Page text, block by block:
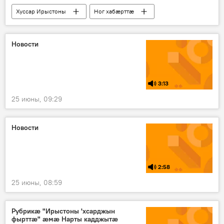
Хуссар Ирыстоны
Ног хабӕрттӕ
Ӕхсӕнад
Новости
3:13
25 июны, 09:29
Новости
2:58
25 июны, 08:59
Рубрикæ "Ирыстоны 'хсарджын
фырттæ" æмæ Нарты кадджытæ